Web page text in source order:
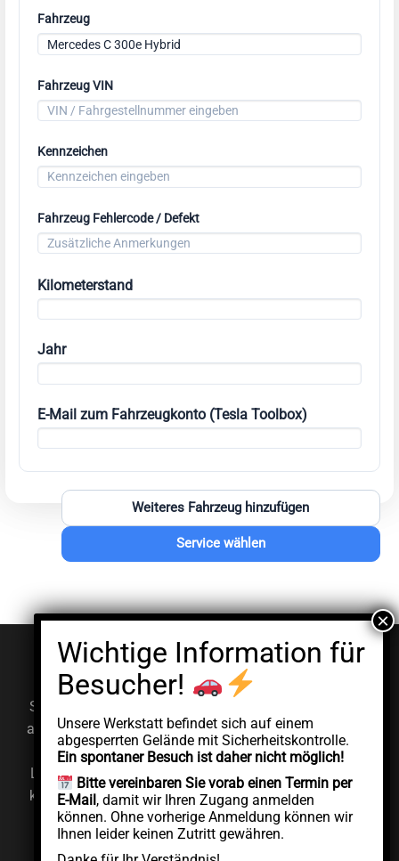
Fahrzeug
Fahrzeug VIN
Kennzeichen
Fahrzeug Fehlercode / Defekt
Kilometerstand
Jahr
E-Mail zum Fahrzeugkonto (Tesla Toolbox)
Weiteres Fahrzeug hinzufügen
Service wählen
© EV Clinic 2026
Impressum Datenschutzerklärung
Serviceleistungen, Diagnosen und Reparaturen werden
ausschließlich von der autorisierten juristischen Person
AddCycle GMBH durchgeführt, die unabhängig unter
Lizenz der Marke EV Clinic agiert. EV Clinic übernimmt
keine Verantwortung für die Ausführung, das Ergebnis,
die Preisgestaltung, die Gewährleistung oder etwaige
Schäden im Zusammenhang mit der erbrachten
Unsere Werkstatt befindet sich auf einem
abgesperrten Gelände mit Sicherheitskontrolle.
Ein spontaner Besuch ist daher nicht möglich!
Bitte vereinbaren Sie vorab einen Termin per
E-Mail, damit wir Ihren Zugang anmelden
können. Ohne vorherige Anmeldung können wir
Ihnen leider keinen Zutritt gewähren.